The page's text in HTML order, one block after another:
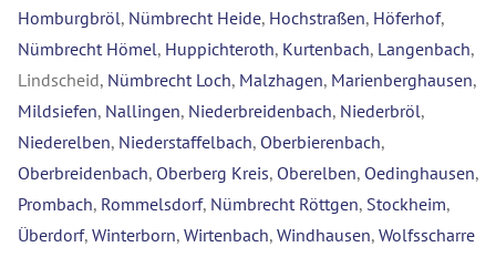
Homburgbröl, Nümbrecht Heide, Hochstraßen, Höferhof,
Nümbrecht Hömel, Huppichteroth, Kurtenbach, Langenbach,
Lindscheid, Nümbrecht Loch, Malzhagen, Marienberghausen,
Mildsiefen, Nallingen, Niederbreidenbach, Niederbröl,
Niederelben, Niederstaffelbach, Oberbierenbach,
Oberbreidenbach, Oberberg Kreis, Oberelben, Oedinghausen,
Prombach, Rommelsdorf, Nümbrecht Röttgen, Stockheim,
Überdorf, Winterborn, Wirtenbach, Windhausen, Wolfsscharre